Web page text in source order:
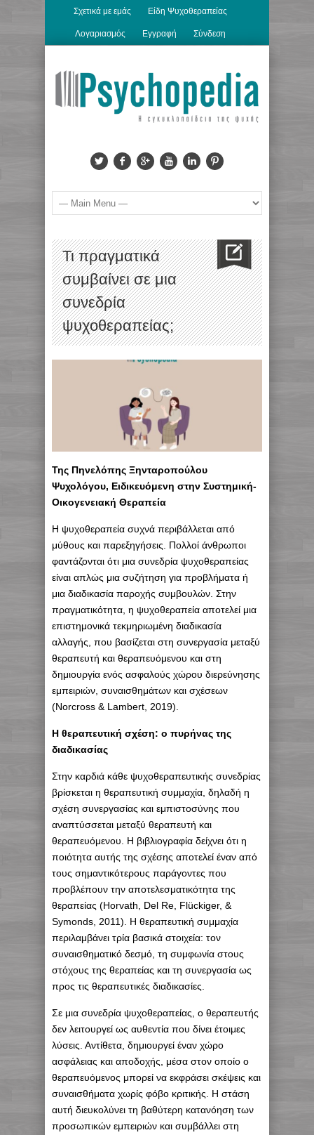
Σχετικά με εμάς Είδη Ψυχοθεραπείας
Λογαριασμός Εγγραφή Σύνδεση
Τι πραγματικά
συμβαίνει σε μια
συνεδρία
ψυχοθεραπείας;
Της Πηνελόπης Ξηνταροπούλου
Ψυχολόγου, Ειδικευόμενη στην Συστημική-
Οικογενειακή Θεραπεία
Η ψυχοθεραπεία συχνά περιβάλλεται από
μύθους και παρεξηγήσεις. Πολλοί άνθρωποι
φαντάζονται ότι μια συνεδρία ψυχοθεραπείας
είναι απλώς μια συζήτηση για προβλήματα ή
μια διαδικασία παροχής συμβουλών. Στην
πραγματικότητα, η ψυχοθεραπεία αποτελεί μια
επιστημονικά τεκμηριωμένη διαδικασία
αλλαγής, που βασίζεται στη συνεργασία μεταξύ
θεραπευτή και θεραπευόμενου και στη
δημιουργία ενός ασφαλούς χώρου διερεύνησης
εμπειριών, συναισθημάτων και σχέσεων
(Norcross & Lambert, 2019).
Η θεραπευτική σχέση: ο πυρήνας της
διαδικασίας
Στην καρδιά κάθε ψυχοθεραπευτικής συνεδρίας
βρίσκεται η θεραπευτική συμμαχία, δηλαδή η
σχέση συνεργασίας και εμπιστοσύνης που
αναπτύσσεται μεταξύ θεραπευτή και
θεραπευόμενου. Η βιβλιογραφία δείχνει ότι η
ποιότητα αυτής της σχέσης αποτελεί έναν από
τους σημαντικότερους παράγοντες που
προβλέπουν την αποτελεσματικότητα της
θεραπείας (Horvath, Del Re, Flückiger, &
Symonds, 2011). Η θεραπευτική συμμαχία
περιλαμβάνει τρία βασικά στοιχεία: τον
συναισθηματικό δεσμό, τη συμφωνία στους
στόχους της θεραπείας και τη συνεργασία ως
προς τις θεραπευτικές διαδικασίες.
Σε μια συνεδρία ψυχοθεραπείας, ο θεραπευτής
δεν λειτουργεί ως αυθεντία που δίνει έτοιμες
λύσεις. Αντίθετα, δημιουργεί έναν χώρο
ασφάλειας και αποδοχής, μέσα στον οποίο ο
θεραπευόμενος μπορεί να εκφράσει σκέψεις και
συναισθήματα χωρίς φόβο κριτικής. Η στάση
αυτή διευκολύνει τη βαθύτερη κατανόηση των
προσωπικών εμπειριών και συμβάλλει στη